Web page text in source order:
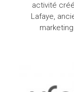
activité
Lafaye,